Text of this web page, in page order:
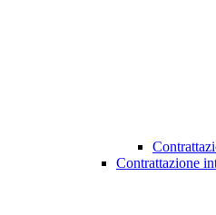
Contrattazione